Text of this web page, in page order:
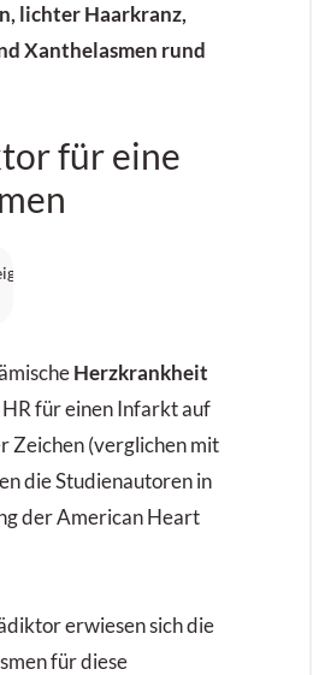
, lichter Haarkranz,
Xanthelasmen rund
für eine
Herzkrankheit
für einen Infarkt auf
Zeichen (verglichen mit
die Studienautoren in
der American Heart
erwiesen sich die
für diese